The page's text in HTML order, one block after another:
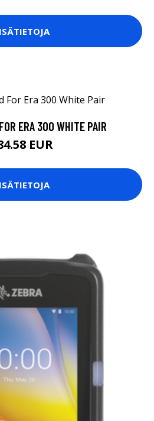
ERA 300 WHITE PAIR
EUR